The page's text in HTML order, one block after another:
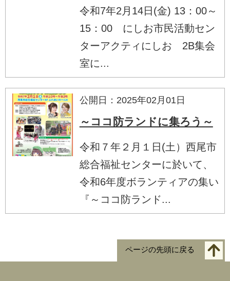
令和7年2月14日(金) 13：00～
15：00 にしお市民活動セン
ターアクティにしお 2B集会
室に...
公開日：2025年02月01日
～ココ防ランドに集ろう～
令和７年２月１日(土）西尾市
総合福祉センターに於いて、
令和6年度ボランティアの集い
『～ココ防ランド...
ページの先頭に戻る